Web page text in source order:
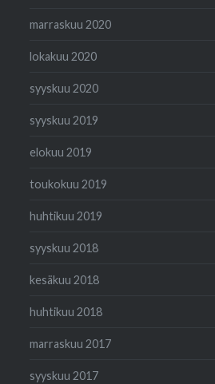
marraskuu 2020
lokakuu 2020
syyskuu 2020
syyskuu 2019
elokuu 2019
toukokuu 2019
huhtikuu 2019
syyskuu 2018
kesäkuu 2018
huhtikuu 2018
marraskuu 2017
syyskuu 2017